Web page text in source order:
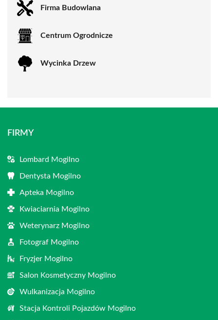
Firma Budowlana
Centrum Ogrodnicze
Wycinka Drzew
FIRMY
Lombard Mogilno
Dentysta Mogilno
Apteka Mogilno
Kwiaciarnia Mogilno
Weterynarz Mogilno
Fotograf Mogilno
Fryzjer Mogilno
Salon Kosmetyczny Mogilno
Wulkanizacja Mogilno
Stacja Kontroli Pojazdów Mogilno